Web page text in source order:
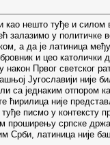
нешто туђе и
залазимо у
а да је латиница
и цео католички
Првог светског
Југославији није
са једнаким отпором
ћирилица није
писмо у контексту
проширењу српске
Срби, латиница није